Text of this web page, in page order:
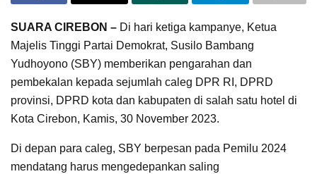
SUARA CIREBON – Di hari ketiga kampanye, Ketua
Majelis Tinggi Partai Demokrat, Susilo Bambang
Yudhoyono (SBY) memberikan pengarahan dan
pembekalan kepada sejumlah caleg DPR RI, DPRD
provinsi, DPRD kota dan kabupaten di salah satu hotel di
Kota Cirebon, Kamis, 30 November 2023.
Di depan para caleg, SBY berpesan pada Pemilu 2024
mendatang harus mengedepankan saling